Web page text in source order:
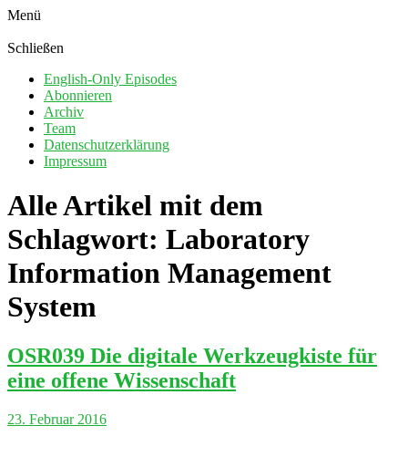
Menü
Schließen
English-Only Episodes
Abonnieren
Archiv
Team
Datenschutzerklärung
Impressum
Alle Artikel mit dem
Schlagwort: Laboratory
Information Management
System
OSR039 Die digitale Werkzeugkiste für
eine offene Wissenschaft
23. Februar 2016